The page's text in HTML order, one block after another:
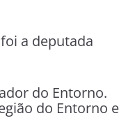
a deputada
do Entorno.
do Entorno e